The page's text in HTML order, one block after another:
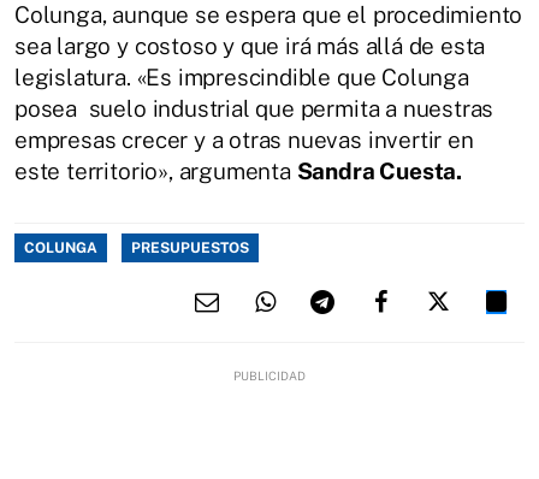
Colunga, aunque se espera que el procedimiento
sea largo y costoso y que irá más allá de esta
legislatura. «Es imprescindible que Colunga
posea suelo industrial que permita a nuestras
empresas crecer y a otras nuevas invertir en
este territorio», argumenta Sandra Cuesta.
COLUNGA PRESUPUESTOS